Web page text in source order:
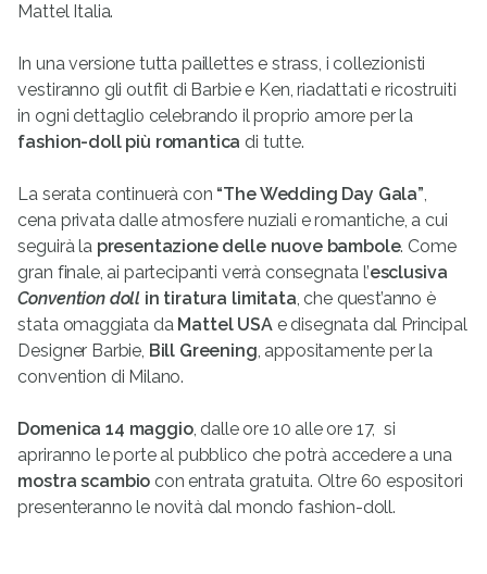
Mattel Italia.
In una versione tutta paillettes e strass, i collezionisti
vestiranno gli outfit di Barbie e Ken, riadattati e ricostruiti
in ogni dettaglio celebrando il proprio amore per la
fashion-doll più romantica di tutte.
La serata continuerà con “The Wedding Day Gala”,
cena privata dalle atmosfere nuziali e romantiche, a cui
seguirà la presentazione delle nuove bambole. Come
gran finale, ai partecipanti verrà consegnata l’esclusiva
Convention doll in tiratura limitata, che quest’anno è
stata omaggiata da Mattel USAe disegnata dal Principal
Designer Barbie, Bill Greening, appositamente per la
convention di Milano.
Domenica 14 maggio, dalle ore 10 alle ore 17, si
apriranno le porte al pubblico che potrà accedere a una
mostra scambio con entrata gratuita. Oltre 60 espositori
presenteranno le novità dal mondo fashion-doll.